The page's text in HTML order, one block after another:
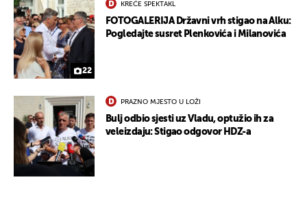
22
KREĆE SPEKTAKL
FOTOGALERIJA Državni vrh stigao na Alku:
Pogledajte susret Plenkovića i Milanovića
PRAZNO MJESTO U LOŽI
Bulj odbio sjesti uz Vladu, optužio ih za
veleizdaju: Stigao odgovor HDZ-a